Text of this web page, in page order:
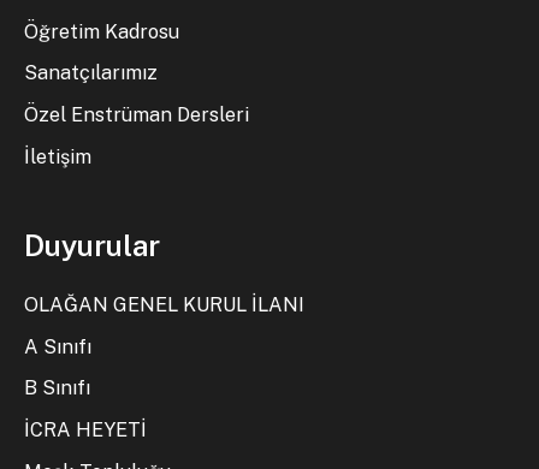
Öğretim Kadrosu
Sanatçılarımız
Özel Enstrüman Dersleri
İletişim
Duyurular
OLAĞAN GENEL KURUL İLANI
A Sınıfı
B Sınıfı
İCRA HEYETİ